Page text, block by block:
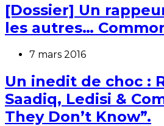
[Dossier] Un
les autres…
7 mars 2016
Un inedit de choc :
Saadiq, Ledisi &
They Don’t Know”.